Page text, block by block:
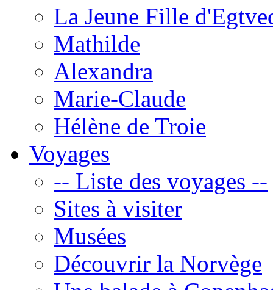
La Jeune Fille
Mathilde
Alexandra
Marie-Claude
Hélène de Troie
Voyages
-- Liste des voyages --
Sites à visiter
Musées
Découvrir la Norvège